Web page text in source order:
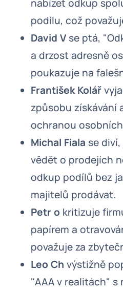
nabízet odkup
podílu, což
David V se ptá,
a drzost adresně
poukazuje na
František Kolář
způsobu získávání
ochranou
Michal Fiala se
vědět o prodejích
odkup podílů bez
majitelů prodávat.
Petr o kritizuje
papírem a
považuje za
Leo Ch výstižně
"AAA v realitách" s